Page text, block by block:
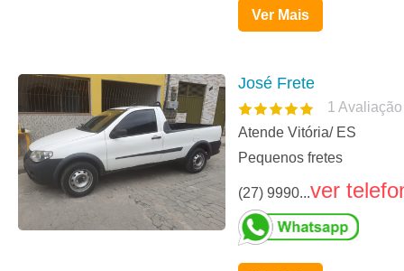
Ver Mais
José Frete
1 Avaliação
Atende Vitória/ ES
Pequenos fretes
(27) 9990...ver